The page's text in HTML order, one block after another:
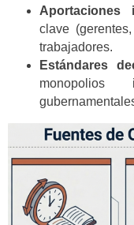
Aportaciones
clave
trabajadores.
Estándares